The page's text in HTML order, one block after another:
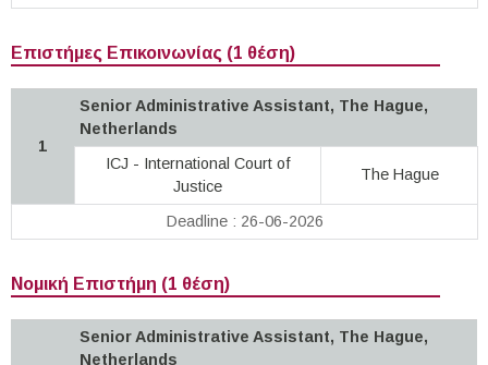
Επιστήμες Επικοινωνίας (1 θέση)
1
Senior Administrative Assistant, The Hague,
Netherlands
ICJ - International Court of
Justice
The Hague
Deadline : 26-06-2026
Νομική Επιστήμη (1 θέση)
Senior Administrative Assistant, The Hague,
Netherlands